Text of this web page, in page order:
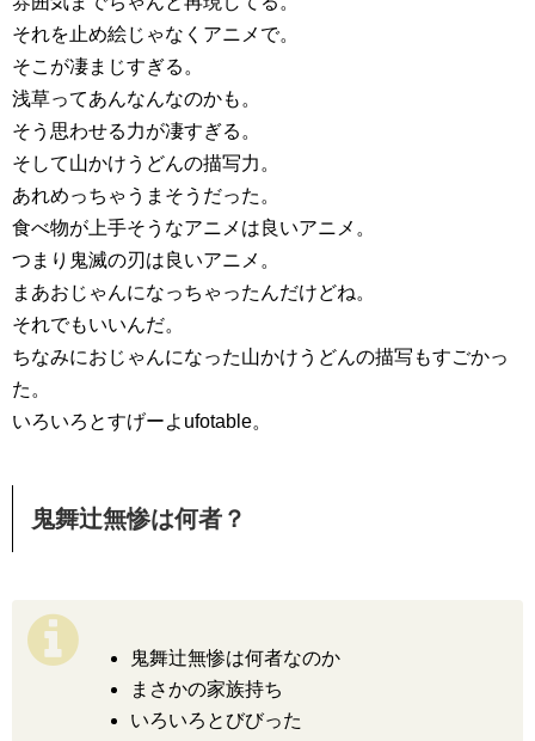
それを止め絵じゃなくアニメで。
そこが凄まじすぎる。
浅草ってあんなんなのかも。
そう思わせる力が凄すぎる。
そして山かけうどんの描写力。
あれめっちゃうまそうだった。
食べ物が上手そうなアニメは良いアニメ。
つまり鬼滅の刃は良いアニメ。
まあおじゃんになっちゃったんだけどね。
それでもいいんだ。
ちなみにおじゃんになった山かけうどんの描写もすごかっ
た。
いろいろとすげーよufotable。
鬼舞辻無惨は何者？
鬼舞辻無惨は何者なのか
まさかの家族持ち
いろいろとびびった